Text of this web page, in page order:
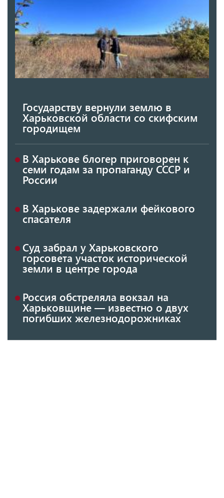
Государству вернули землю в
Харьковской области со скифским
городищем
В Харькове блогер приговорен к
семи годам за пропаганду СССР и
России
В Харькове задержали фейкового
спасателя
Суд забрал у Харьковского
горсовета участок исторической
земли в центре города
Россия обстреляла вокзал на
Харьковщине — известно о двух
погибших железнодорожниках